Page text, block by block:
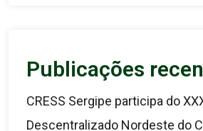
Publicações
CRESS Sergipe participa do
Descentralizado Nordeste do